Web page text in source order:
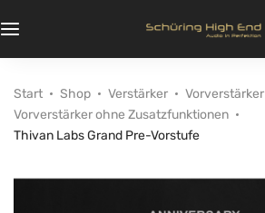
Start Shop Verstärker
Vorverstärker
Vorverstärker ohne Zusatzfunktionen
Thivan Labs Grand Pre-Vorstufe